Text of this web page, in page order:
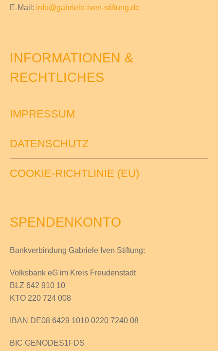
E-Mail: info@gabriele-iven-stiftung.de
INFORMATIONEN &
RECHTLICHES
IMPRESSUM
DATENSCHUTZ
COOKIE-RICHTLINIE (EU)
SPENDENKONTO
Bankverbindung Gabriele Iven Stiftung:
Volksbank eG im Kreis Freudenstadt
BLZ 642 910 10
KTO 220 724 008
IBAN DE08 6429 1010 0220 7240 08
BIC GENODES1FDS